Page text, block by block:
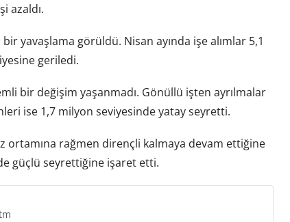
azaldı.
yavaşlama görüldü. Nisan ayında işe alımlar 5,1
geriledi.
bir değişim yaşanmadı. Gönüllü işten ayrılmalar
ise 1,7 milyon seviyesinde yatay seyretti.
ortamına rağmen dirençli kalmaya devam ettiğine
güçlü seyrettiğine işaret etti.